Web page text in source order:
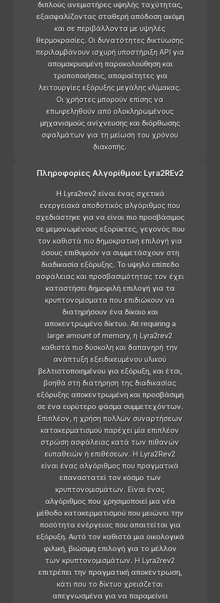
διπλούς ανεμιστήρες υψηλής ταχύτητας,
εξασφαλίζοντας σταθερή απόδοση ακόμη
και σε περιβάλλοντα με υψηλές
θερμοκρασίες. Οι δυνατότητες δικτύωσης
περιλαμβάνουν ισχυρή υποστήριξη API για
απομακρυσμένη παρακολούθηση και
τροποποιήσεις, απαραίτητες για
λειτουργίες εξόρυξης μεγάλης κλίμακας.
Οι χρήστες μπορούν επίσης να
επωφεληθούν από ολοκληρωμένους
μηχανισμούς ανίχνευσης και διόρθωσης
σφαλμάτων για τη μείωση του χρόνου
διακοπής.
Πληροφορίες Αλγορίθμου: Lyra2REv2
Η Lyra2rev2 είναι ένας σχετικά
ενεργειακά αποδοτικός αλγόριθμος που
σχεδιάστηκε για να είναι πιο προσβάσιμος
σε μεμονωμένους εξορύκτες, γεγονός που
τον καθιστά πιο δημοκρατική επιλογή για
όσους επιθυμούν να συμμετάσχουν στη
διαδικασία εξόρυξης. Το υψηλό επίπεδο
ασφάλειας και προσβασιμότητας τον έχει
καταστήσει δημοφιλή επιλογή για τα
κρυπτονομίσματα που επιδιώκουν να
διατηρήσουν ένα δίκαιο και
αποκεντρωμένο δίκτυο. Απ requiring a
large amount of memory, η Lyra2rev2
καθιστά πιο δύσκολη και δαπανηρή την
ανάπτυξη εξειδικευμένου υλικού
βελτιστοποιημένου για εξόρυξη, και έτσι,
βοηθά στη διατήρηση της διαδικασίας
εξόρυξης αποκεντρωμένη και προσβάσιμη
σε ένα ευρύτερο φάσμα συμμετεχόντων.
Επιπλέον, η χρήση πολλών συναρτήσεων
κατακερματισμού παρέχει μία επιπλέον
στρώση ασφάλειας κατά των πιθανών
ευπαθειών ή επιθέσεων. Η Lyra2Rev2
είναι ένας αλγόριθμος που πραγματικά
επαναστατεί τον κόσμο των
κρυπτονομισμάτων. Είναι ένας
αλγόριθμος που χρησιμοποιεί μια νέα
μέθοδο κατακερματισμού που μειώνει την
ποσότητα ενέργειας που απαιτείται για
εξόρυξη. Αυτό τον καθιστά μια οικολογικά
φιλική, βιώσιμη επιλογή για το μέλλον
των κρυπτονομισμάτων. Η Lyra2rev2
επιτρέπει την πραγματική αποκέντρωση,
κάτι που το δίκτυο χρειάζεται
απεγνωσμένα για να παραμείνει